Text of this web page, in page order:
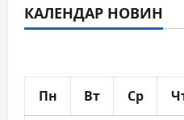
КАЛЕНДАР НОВИН
Пн Вт Ср